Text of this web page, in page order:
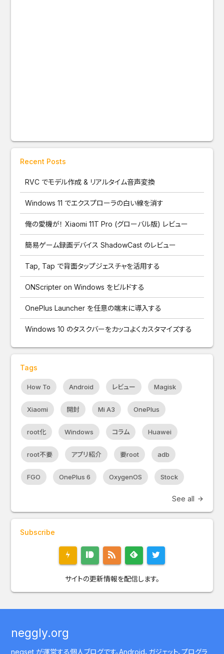
Recent Posts
RVC でモデル作成 & リアルタイム音声変換
Windows 11 でエクスプローラの白い線を消す
俺の愛機が！ Xiaomi 11T Pro (グローバル版) レビュー
簡易ゲーム録画デバイス ShadowCast のレビュー
Tap, Tap で背面タップジェスチャを活用する
ONScripter on Windows をビルドする
OnePlus Launcher を任意の端末に導入する
Windows 10 のタスクバーをカッコよくカスタマイズする
Tags
How To Android レビュー Magisk
Xiaomi 開封 Mi A3 OnePlus
root化 Windows コラム Huawei
root不要 アプリ紹介 要root adb
FGO OnePlus 6 OxygenOS Stock
See all arrow_forward
Subscribe
サイトの更新情報を配信します。
neggly.org
negset が運営する個人ブログです。Android、ガジェット、プログラ